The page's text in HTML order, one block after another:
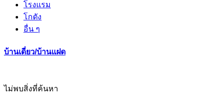
โรงแรม
โกดัง
อื่น ๆ
บ้านเดี่ยว/บ้านแฝด
ไม่พบสิ่งที่ค้นหา